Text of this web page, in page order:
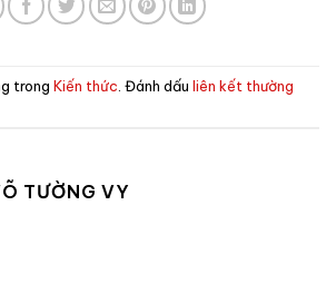
trong Kiến thức . Đánh dấu liên kết thường
TƯỜNG VY